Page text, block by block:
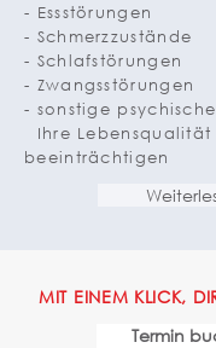
- Essstörungen
- Schmerzzustände
- Schlafstörungen
- Zwangsstörungen
- sonstige
Ihre Lebensqualität
beeinträchtigen
MIT EINEM KLICK,
Termin